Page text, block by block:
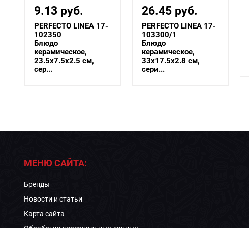
26.45 руб.
PERFECTO LINEA 17-
103300/1
Блюдо
керамическое,
33х17.5х2.8 см,
сери...
14.84 руб.
PERFECTO LINEA 17-
142024
Тарелка десертная
керамическая, 20.5
см,...
МЕНЮ САЙТА:
Бренды
Новости и статьи
Карта сайта